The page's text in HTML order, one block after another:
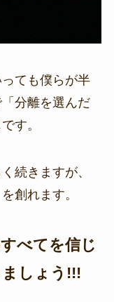
ても僕らが半
分離を選んだ
す。
続きますが、
創れます。
べてを信じ
しょう!!!